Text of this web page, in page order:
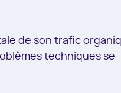
de son trafic
techniques se